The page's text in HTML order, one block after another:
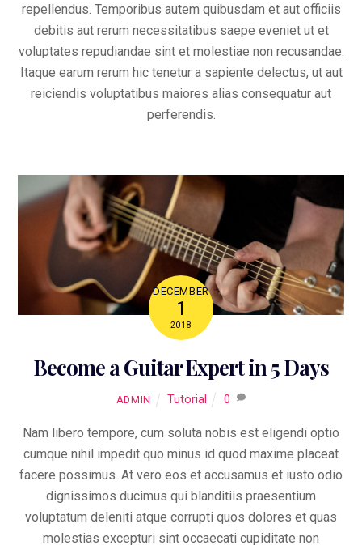
repellendus. Temporibus autem quibusdam et aut officiis
debitis aut rerum necessitatibus saepe eveniet ut et
voluptates repudiandae sint et molestiae non recusandae.
Itaque earum rerum hic tenetur a sapiente delectus, ut aut
reiciendis voluptatibus maiores alias consequatur aut
perferendis.
DECEMBER
1
2018
Become a Guitar Expert in 5 Days
ADMIN Tutorial 0
Nam libero tempore, cum soluta nobis est eligendi optio
cumque nihil impedit quo minus id quod maxime placeat
facere possimus. At vero eos et accusamus et iusto odio
dignissimos ducimus qui blanditiis praesentium
voluptatum deleniti atque corrupti quos dolores et quas
molestias excepturi sint occaecati cupiditate non